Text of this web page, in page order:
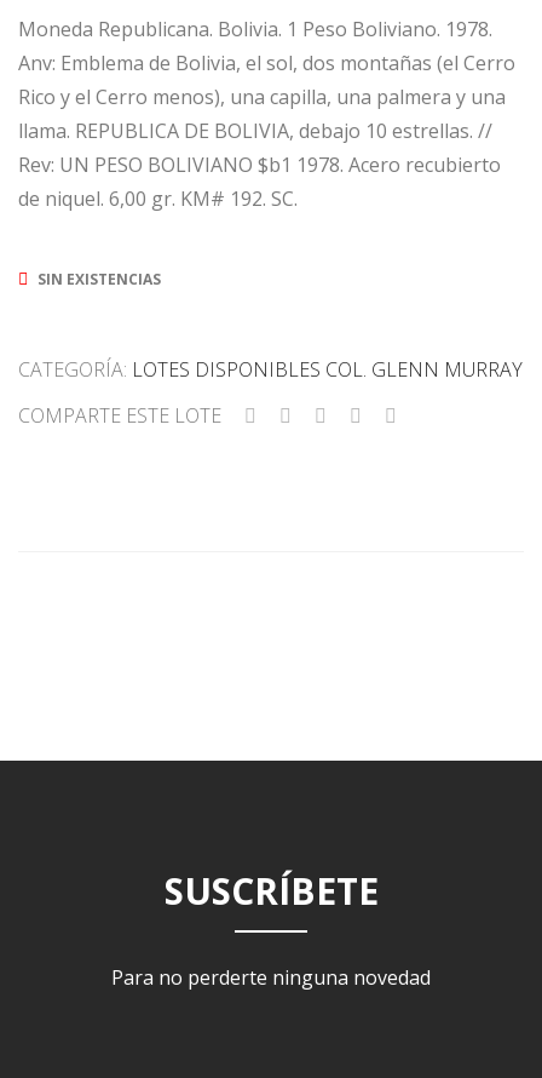
Moneda Republicana. Bolivia. 1 Peso Boliviano. 1978.
Anv: Emblema de Bolivia, el sol, dos montañas (el Cerro
Rico y el Cerro menos), una capilla, una palmera y una
llama. REPUBLICA DE BOLIVIA, debajo 10 estrellas. //
Rev: UN PESO BOLIVIANO $b1 1978. Acero recubierto
de niquel. 6,00 gr. KM# 192. SC.
SIN EXISTENCIAS
CATEGORÍA: LOTES DISPONIBLES COL. GLENN MURRAY
COMPARTE ESTE LOTE
SUSCRÍBETE
Para no perderte ninguna novedad